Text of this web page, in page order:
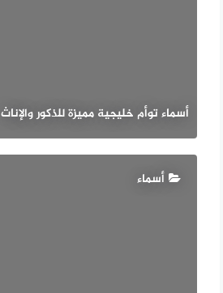
أسماء توأم خليجية مميزة للذكور والإناث
أسماء